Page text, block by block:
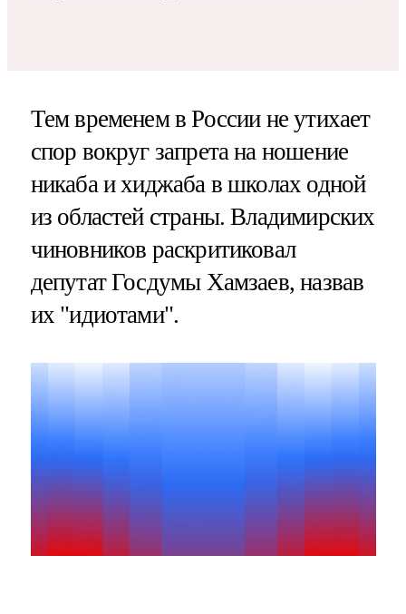
Тем временем в России не утихает
спор вокруг запрета на ношение
никаба и хиджаба в школах одной
из областей страны. Владимирских
чиновников раскритиковал
депутат Госдумы Хамзаев, назвав
их "идиотами".